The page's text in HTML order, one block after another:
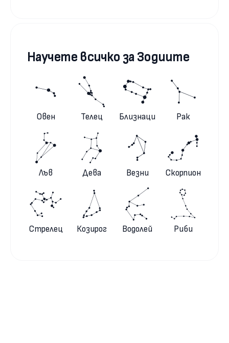
Научете всичко за Зодиите
Овен Телец Близнаци Рак
Лъв Дева Везни Скорпион
Стрелец Козирог Водолей Риби